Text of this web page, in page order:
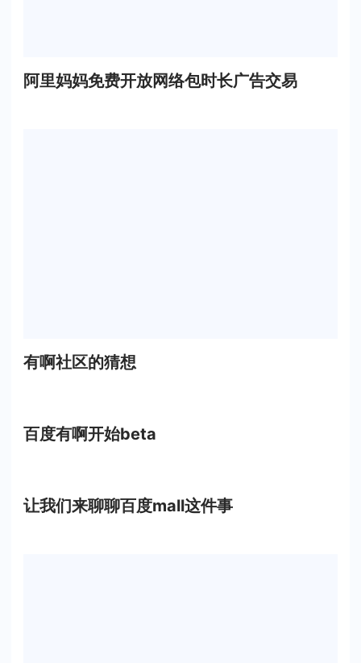
阿里妈妈免费开放网络包时长广告交易
有啊社区的猜想
百度有啊开始beta
让我们来聊聊百度mall这件事